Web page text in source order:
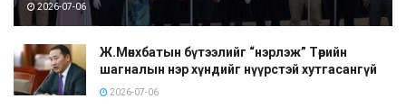
2026-07-06
Ж.Мөнхбатын бүтээлийг “нэрлэж” Төрийн
шагналын нэр хүндийг нүүрстэй хутгасангүй
2026-07-06